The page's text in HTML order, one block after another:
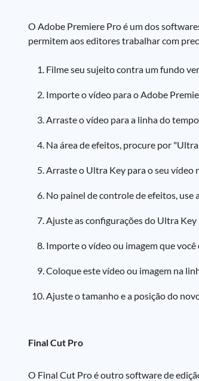
O Adobe Premiere Pro é um dos
permitem aos editores trabalhar com
Filme seu sujeito contra um fundo
Importe o vídeo para o Adobe
Arraste o vídeo para a linha do
Na área de efeitos, procure por "Ultra
Arraste o Ultra Key para o seu vídeo
No painel de controle de efeitos,
Ajuste as configurações do Ultra
Importe o vídeo ou imagem que
Coloque este vídeo ou imagem na
Ajuste o tamanho e a posição do
Final Cut Pro
O Final Cut Pro é outro software de